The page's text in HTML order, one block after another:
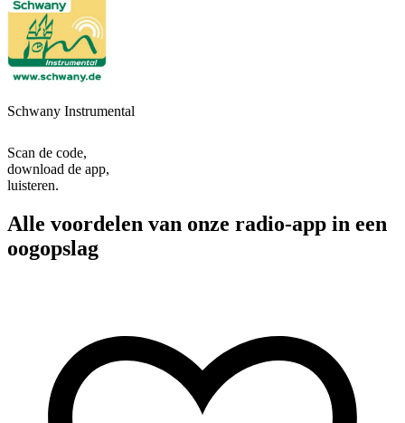
Schwany Instrumental
Scan de code,
download de app,
luisteren.
Alle voordelen van onze radio-app in een
oogopslag